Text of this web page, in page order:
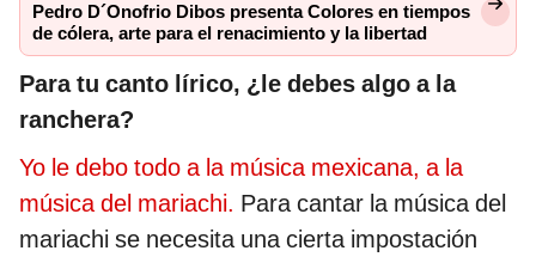
Pedro D´Onofrio Dibos presenta Colores en tiempos
de cólera, arte para el renacimiento y la libertad
Para tu canto lírico, ¿le debes algo a la
ranchera?
Yo le debo todo a la música mexicana, a la
música del mariachi. Para cantar la música del
mariachi se necesita una cierta impostación